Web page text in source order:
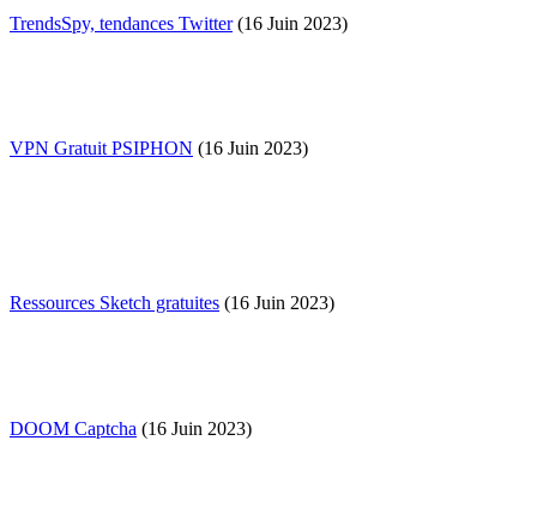
TrendsSpy, tendances Twitter(16 Juin 2023)
VPN Gratuit PSIPHON (16 Juin 2023)
Ressources Sketch gratuites (16 Juin 2023)
DOOM Captcha (16 Juin 2023)